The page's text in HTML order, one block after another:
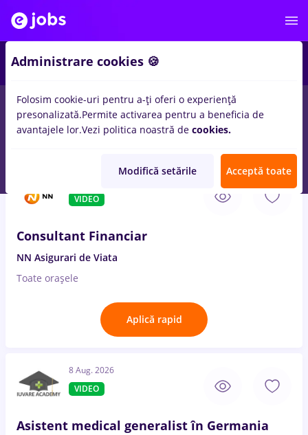
Salarii Full time Part time Fără experiență
VIDEO
Consultant Financiar
NN Asigurari de Viata
Toate oraşele
Aplică rapid
8 Aug. 2026
VIDEO
Asistent medical generalist în Germania
Administrare cookies 🍪
Folosim cookie-uri pentru a-ți oferi o experiență
presonalizată.Permite activarea pentru a beneficia de
avantajele lor.Vezi politica noastră de cookies.
Modifică setările Acceptă toate